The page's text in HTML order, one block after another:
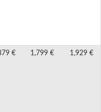
€ 1,799 € 1,929 €